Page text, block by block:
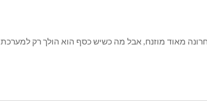
מאוד מוזנח, אבל מה כשיש כסף הוא הולך רק למערכת